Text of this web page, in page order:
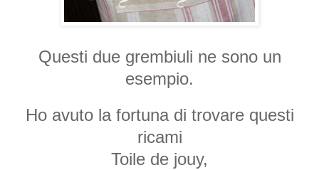
Questi due grembiuli ne sono un
esempio.
Ho avuto la fortuna di trovare questi
ricami
Toile de jouy,